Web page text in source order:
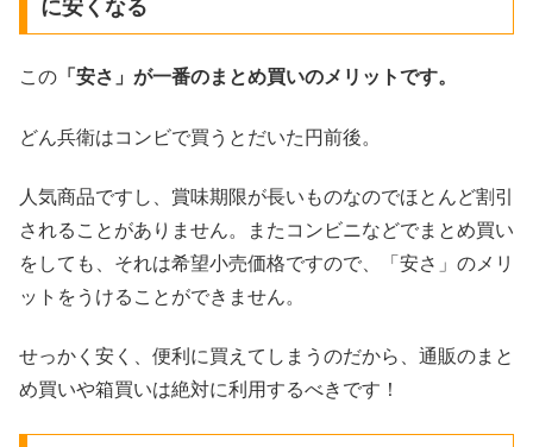
に安くなる
この 「安さ」が一番のまとめ買いのメリットです。
どん兵衛はコンビで買うとだいた円前後。
人気商品ですし、賞味期限が長いものなのでほとんど割引
されることがありません。またコンビニなどでまとめ買い
をしても、それは希望小売価格ですので、「安さ」のメリ
ットをうけることができません。
せっかく安く、便利に買えてしまうのだから、通販のまと
め買いや箱買いは絶対に利用するべきです！